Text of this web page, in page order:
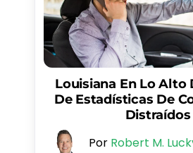
Louisiana En Lo Alto
De Estadísticas De
Distraídos
Por Robert M.